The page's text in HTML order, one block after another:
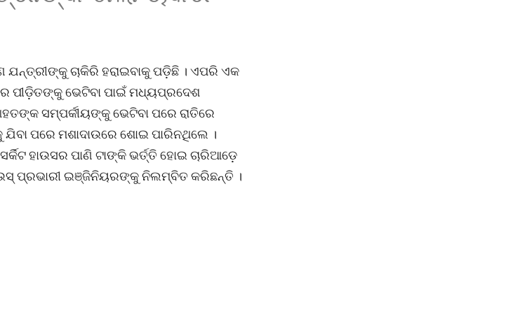
ଚାକିରି ହରାଇବାକୁ ପଡ଼ିଛି । ଏପରି ଏକ
ପୀଡ଼ିତଙ୍କୁ ଭେଟିବା ପାଇଁ ମଧ୍ୟପ୍ରଦେଶ
ସମ୍ପର୍କୀୟଙ୍କୁ ଭେଟିବା ପରେ ରାତିରେ
ପରେ ମଶାଦାଉରେ ଶୋଇ ପାରିନଥିଲେ ।
ହାଉସର ପାଣି ଟାଙ୍କି ଭର୍ତ୍ତି ହୋଇ ଚାରିଆଡ଼େ
ପ୍ରଭାରୀ ଇଞ୍ଜିନିୟରଙ୍କୁ ନିଲମ୍ବିତ କରିଛନ୍ତି ।